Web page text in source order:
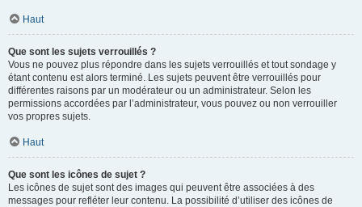
Haut
Que sont les sujets verrouillés ?
Vous ne pouvez plus répondre dans les sujets verrouillés et tout sondage y
étant contenu est alors terminé. Les sujets peuvent être verrouillés pour
différentes raisons par un modérateur ou un administrateur. Selon les
permissions accordées par l’administrateur, vous pouvez ou non verrouiller
vos propres sujets.
Haut
Que sont les icônes de sujet ?
Les icônes de sujet sont des images qui peuvent être associées à des
messages pour refléter leur contenu. La possibilité d’utiliser des icônes de